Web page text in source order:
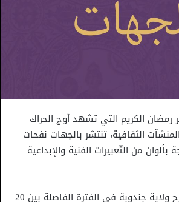
الكريم التي تشهد أوج الحراك
الثقافية، تنتشر بالجهات نفحات
من التّعبيرات الفنية والإبداعية
وفي هذا الإطار، تقترح ولاية جندوبة في الفترة الفاصلة بين 20